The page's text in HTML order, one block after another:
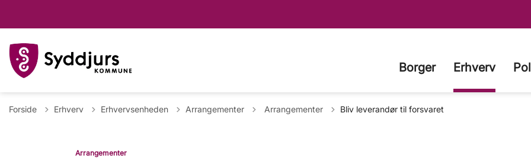
Borger Erhverv
Forside Erhverv Erhvervsenheden Arrangementer Tilbage til
Arrangementer Bliv leverandør til forsvaret
Arrangementer